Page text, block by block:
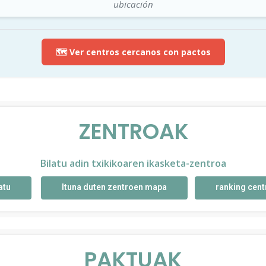
ubicación
🗺️ Ver centros cercanos con pactos
ZENTROAK
Bilatu adin txikikoaren ikasketa-zentroa
Ituna duten zentroen mapa ranking
PAKTUAK